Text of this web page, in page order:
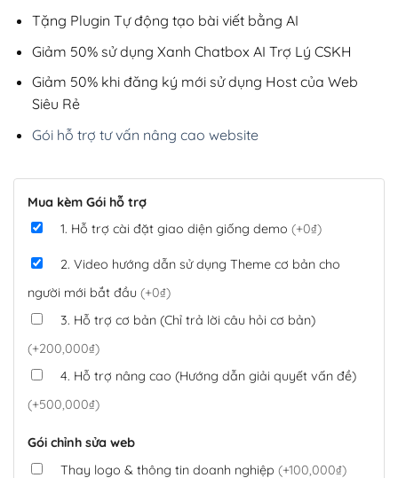
Tặng Plugin Tự động tạo bài viết bằng AI
Giảm 50% sử dụng Xanh Chatbox AI Trợ Lý CSKH
Giảm 50% khi đăng ký mới sử dụng Host của Web
Siêu Rẻ
Gói hỗ trợ tư vấn nâng cao website
Mua kèm Gói hỗ trợ
1. Hỗ trợ cài đặt giao diện giống demo (+0₫)
2. Video hướng dẫn sử dụng Theme cơ bản cho
người mới bắt đầu (+0₫)
3. Hỗ trợ cơ bản (Chỉ trả lời câu hỏi cơ bản)
(+200,000₫)
4. Hỗ trợ nâng cao (Hướng dẫn giải quyết vấn đề)
(+500,000₫)
Gói chỉnh sửa web
Thay logo & thông tin doanh nghiệp (+100,000₫)